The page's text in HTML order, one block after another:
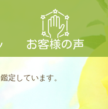
お客様の声
定しています。